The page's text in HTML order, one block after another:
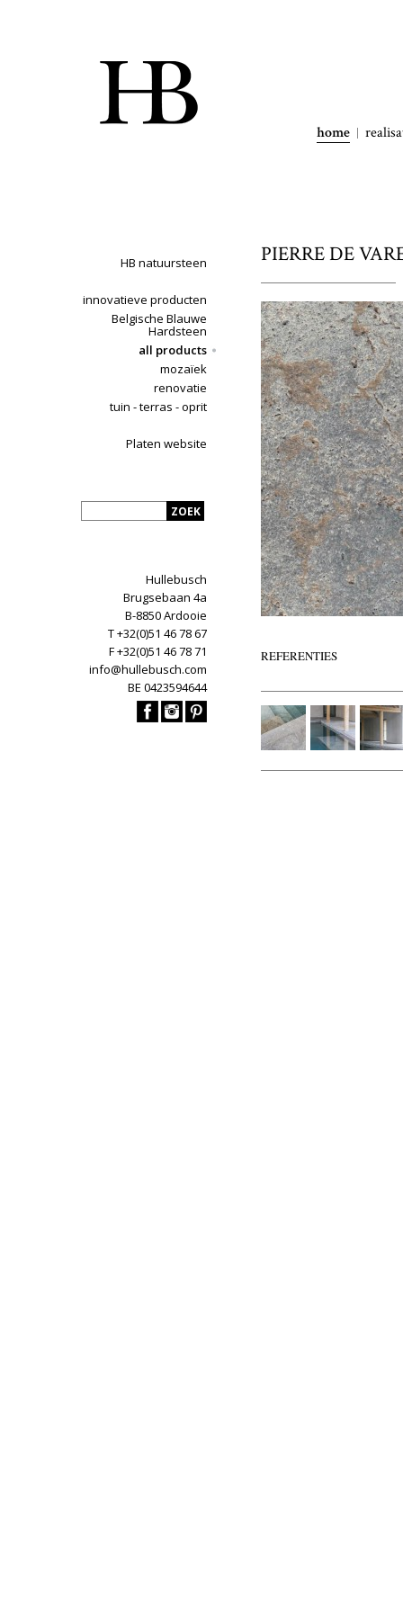
home
HB natuursteen
innovatieve producten
Belgische Blauwe
Hardsteen
all products
mozaïek
renovatie
tuin - terras - oprit
Platen website
Hullebusch
Brugsebaan 4a
B-8850 Ardooie
T +32(0)51 46 78 67
F +32(0)51 46 78 71
info@hullebusch.com
BE 0423594644
PIERRE DE
REFERENTIES